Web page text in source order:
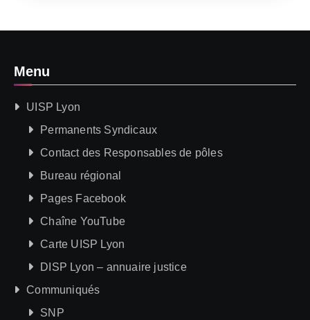
Menu
UISP Lyon
Permanents Syndicaux
Contact des Responsables de pôles
Bureau régional
Pages Facebook
Chaîne YouTube
Carte UISP Lyon
DISP Lyon – annuaire justice
Communiqués
SNP